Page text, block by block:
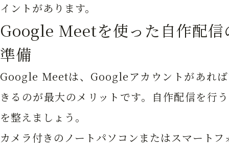
イントがあります。
Google Meetを使った自作配信
準備
Google Meetは、Googleアカウントがあれ
きるのが最大のメリットです。自作配信を行
を整えましょう。
カメラ付きのノートパソコンまたはスマートフ